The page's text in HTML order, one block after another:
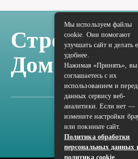
Стройка
Дом Отделка
Карта сайта
Политика
Мы используем файлы
cookie. Они помогают
улучшать сайт и делать
удобнее.
Нажимая «Принять», вы
соглашаетесь с их
использованием и
данных сервису веб-
аналитики. Если нет —
измените настройки
или покиньте сайт.
Политика обработки
персональных данных
политика cookie